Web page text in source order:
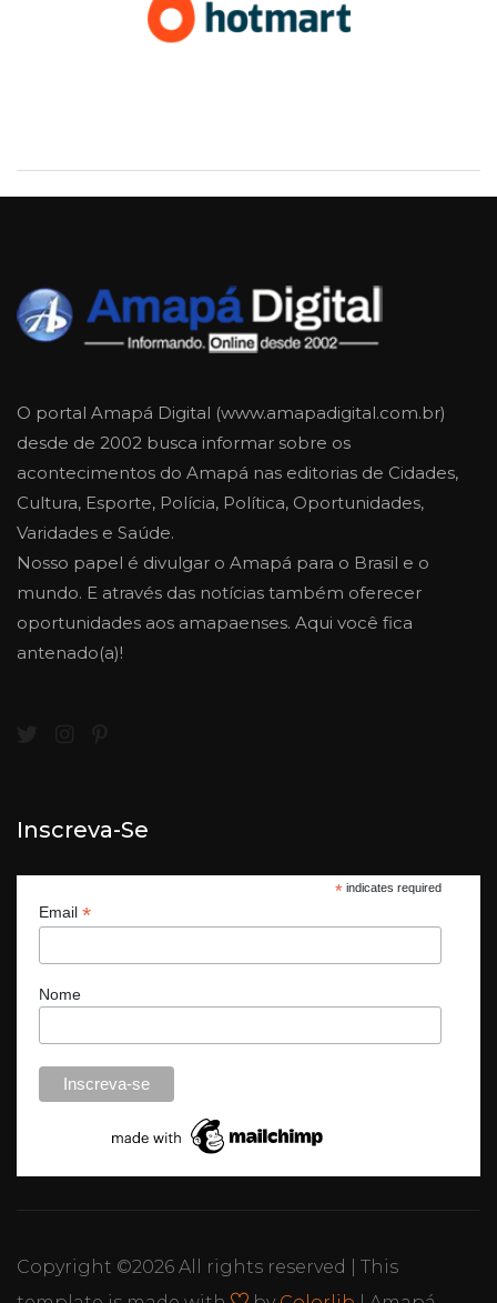
O portal Amapá Digital (www.amapadigital.com.br)
desde de 2002 busca informar sobre os
acontecimentos do Amapá nas editorias de Cidades,
Cultura, Esporte, Polícia, Política, Oportunidades,
Varidades e Saúde.
Nosso papel é divulgar o Amapá para o Brasil e o
mundo. E através das notícias também oferecer
oportunidades aos amapaenses. Aqui você fica
antenado(a)!
Inscreva-Se
*indicates required
Email *
Nome
Copyright ©2026 All rights reserved | This